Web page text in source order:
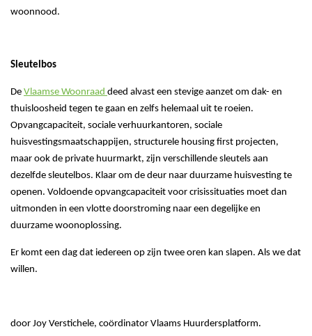
woonnood.
Sleutelbos
De Vlaamse Woonraad deed alvast een stevige aanzet om dak- en
thuisloosheid tegen te gaan en zelfs helemaal uit te roeien.
Opvangcapaciteit, sociale verhuurkantoren, sociale
huisvestingsmaatschappijen, structurele housing first projecten,
maar ook de private huurmarkt, zijn verschillende sleutels aan
dezelfde sleutelbos. Klaar om de deur naar duurzame huisvesting te
openen. Voldoende opvangcapaciteit voor crisissituaties moet dan
uitmonden in een vlotte doorstroming naar een degelijke en
duurzame woonoplossing.
Er komt een dag dat iedereen op zijn twee oren kan slapen. Als we dat
willen.
door Joy Verstichele, coördinator Vlaams Huurdersplatform.